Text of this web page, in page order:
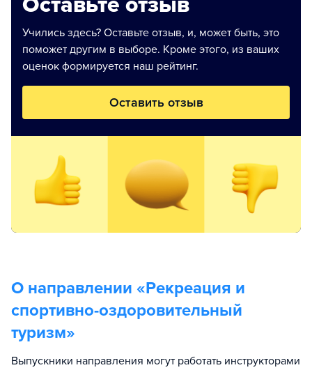
Учились здесь? Оставьте отзыв, и, может быть, это
поможет другим в выборе. Кроме этого, из ваших
оценок формируется наш рейтинг.
Оставить отзыв
О направлении «Рекреация и
спортивно-оздоровительный
туризм»
Выпускники направления могут работать инструкторами